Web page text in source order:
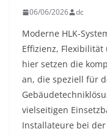
06/06/2026 dc
Moderne HLK-
Effizienz,
hier setzen die
an, die speziell für
vielseitigen
Installateure bei